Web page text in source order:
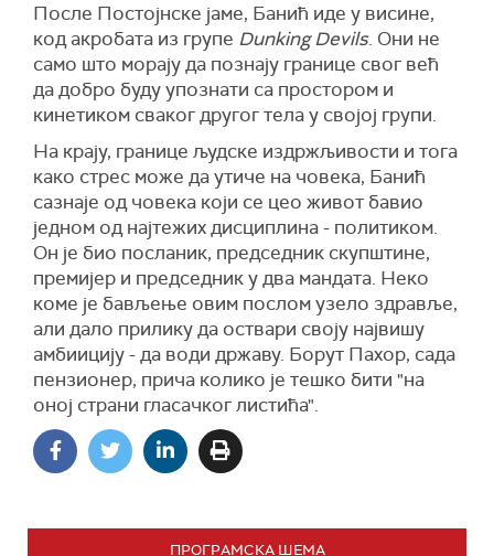
После Постојнске јаме, Банић иде у висине,
код акробата из групе Dunking Devils. Они не
само што морају да познају границе свог већ
да добро буду упознати са простором и
кинетиком сваког другог тела у својој групи.
На крају, границе људске издржљивости и тога
како стрес може да утиче на човека, Банић
сазнаје од човека који се цео живот бавио
једном од најтежих дисциплина - политиком.
Он је био посланик, председник скупштине,
премијер и председник у два мандата. Неко
коме је бављење овим послом узело здравље,
али дало прилику да оствари своју највишу
амбиицију - да води државу. Борут Пахор, сада
пензионер, прича колико је тешко бити "на
оној страни гласачког листића".
ПРОГРАМСКА ШЕМА